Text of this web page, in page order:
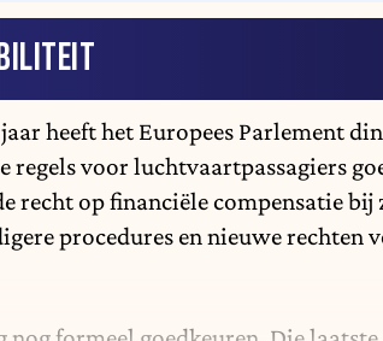
heeft het Europees Parlement
regels voor luchtvaartpassagiers
recht op financiële compensatie bij
procedures en nieuwe rechten